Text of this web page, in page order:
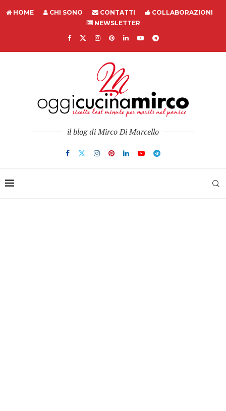
HOME CHI SONO CONTATTI
COLLABORAZIONI
NEWSLETTER
il blog di Mirco Di Marcello